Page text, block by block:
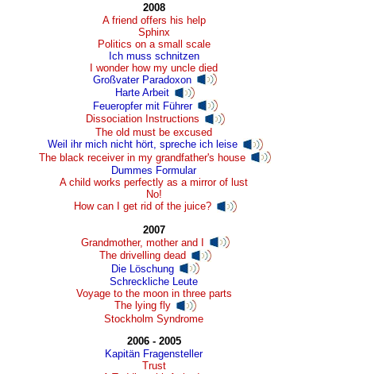
2008
A friend offers his help
Sphinx
Politics on a small scale
Ich muss schnitzen
I wonder how my uncle died
Großvater Paradoxon
Harte Arbeit
Feueropfer mit Führer
Dissociation Instructions
The old must be excused
Weil ihr mich nicht hört, spreche ich leise
The black receiver in my grandfather's house
Dummes Formular
A child works perfectly as a mirror of lust
No!
How can I get rid of the juice?
2007
Grandmother, mother and I
The drivelling dead
Die Löschung
Schreckliche Leute
Voyage to the moon in three parts
The lying fly
Stockholm Syndrome
2006 - 2005
Kapitän Fragensteller
Trust